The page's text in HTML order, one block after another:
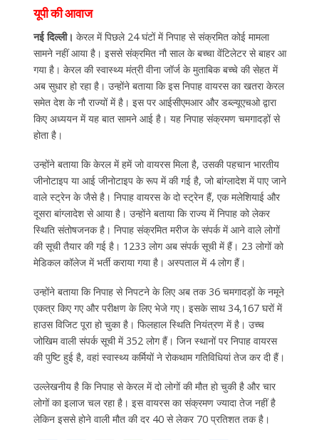
यूपी की आवाज
नई दिल्ली। केरल में पिछले 24 घंटों में निपाह से संक्रमित कोई मामला
सामने नहीं आया है। इससे संक्रमित नौ साल के बच्चा वेंटिलेटर से बाहर आ
गया है। केरल की स्वास्थ्य मंत्री वीना जॉर्ज के मुताबिक बच्चे की सेहत में
अब सुधार हो रहा है। उन्होंने बताया कि इस निपाह वायरस का खतरा केरल
समेत देश के नौ राज्यों में है। इस पर आईसीएमआर और डब्ल्यूएचओ द्वारा
किए अध्ययन में यह बात सामने आई है। यह निपाह संक्रमण चमगादड़ों से
होता है।
उन्होंने बताया कि केरल में हमें जो वायरस मिला है, उसकी पहचान भारतीय
जीनोटाइप या आई जीनोटाइप के रूप में की गई है, जो बांग्लादेश में पाए जाने
वाले स्ट्रेन के जैसे है। निपाह वायरस के दो स्ट्रेन हैं, एक मलेशियाई और
दूसरा बांग्लादेश से आया है। उन्होंने बताया कि राज्य में निपाह को लेकर
स्थिति संतोषजनक है। निपाह संक्रमित मरीज के संपर्क में आने वाले लोगों
की सूची तैयार की गई है। 1233 लोग अब संपर्क सूची में हैं। 23 लोगों को
मेडिकल कॉलेज में भर्ती कराया गया है। अस्पताल में 4 लोग हैं।
उन्होंने बताया कि निपाह से निपटने के लिए अब तक 36 चमगादड़ों के नमूने
एकत्र किए गए और परीक्षण के लिए भेजे गए। इसके साथ 34,167 घरों में
हाउस विजिट पूरा हो चुका है। फिलहाल स्थिति नियंत्रण में है। उच्च
जोखिम वाली संपर्क सूची में 352 लोग हैं। जिन स्थानों पर निपाह वायरस
की पुष्टि हुई है, वहां स्वास्थ्य कर्मियों ने रोकथाम गतिविधियां तेज कर दी हैं।
उल्लेखनीय है कि निपाह से केरल में दो लोगों की मौत हो चुकी है और चार
लोगों का इलाज चल रहा है। इस वायरस का संक्रमण ज्यादा तेज नहीं है
लेकिन इससे होने वाली मौत की दर 40 से लेकर 70 प्रतिशत तक है।